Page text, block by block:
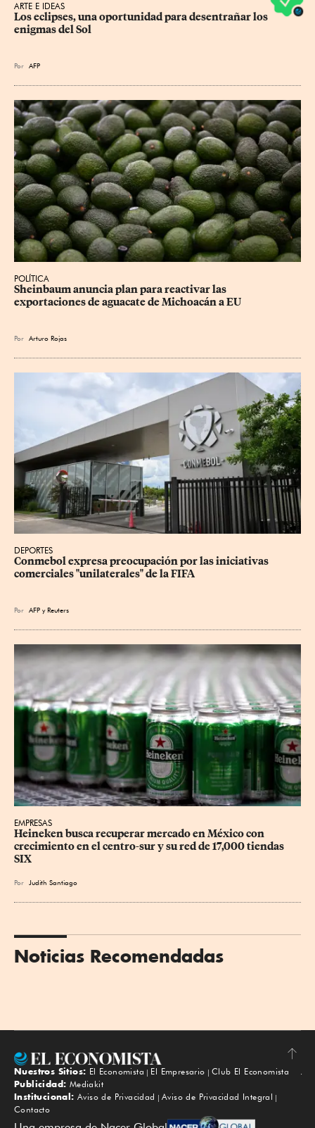
ARTE E IDEAS
Los eclipses, una oportunidad para desentrañar los
enigmas del Sol
Por AFP
POLÍTICA
Sheinbaum anuncia plan para reactivar las
exportaciones de aguacate de Michoacán a EU
Por Arturo Rojas
DEPORTES
Conmebol expresa preocupación por las iniciativas
comerciales "unilaterales" de la FIFA
Por AFP yReuters
EMPRESAS
Heineken busca recuperar mercado en México con
crecimiento en el centro-sur y su red de 17,000 tiendas
SIX
Por Judith Santiago
Noticias Recomendadas
Subir
Nuestros Sitios: El Economista El Empresario
Club El Economista
Publicidad: Mediakit
Institucional: Aviso de Privacidad
Aviso de Privacidad Integral
Contacto